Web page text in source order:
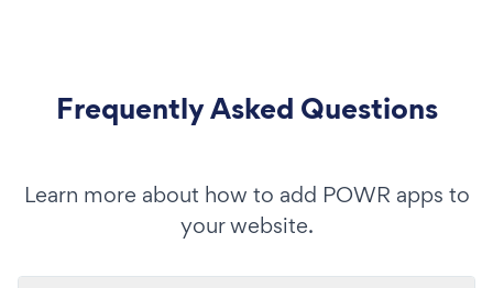
Frequently Asked Questions
Learn more about how to add POWR apps to
your website.